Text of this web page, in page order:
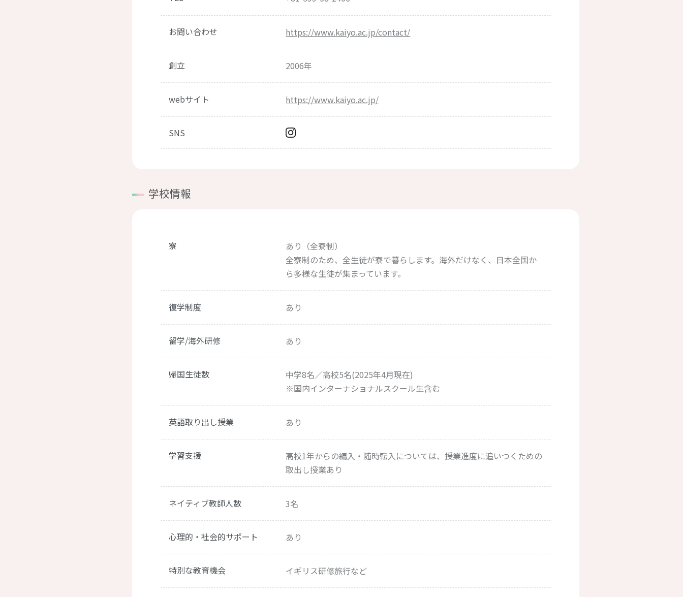
お問い合わせ https://www.kaiyo.ac.jp/contact/
創立 2006年
webサイト https://www.kaiyo.ac.jp/
SNS
学校情報
寮
あり（全寮制）
全寮制のため、全生徒が寮で暮らします。海外だけなく、日本全国か
ら多様な生徒が集まっています。
復学制度 あり
留学/海外研修 あり
帰国生徒数
中学8名／高校5名(2025年4月現在)
※国内インターナショナルスクール生含む
英語取り出し授業 あり
学習支援
高校1年からの編入・随時転入については、授業進度に追いつくための
取出し授業あり
ネイティブ教師人数 3名
心理的・社会的サポート あり
特別な教育機会 イギリス研修旅行など